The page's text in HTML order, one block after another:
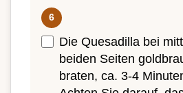
Die Quesadilla bei
beiden Seiten
braten, ca. 3-4